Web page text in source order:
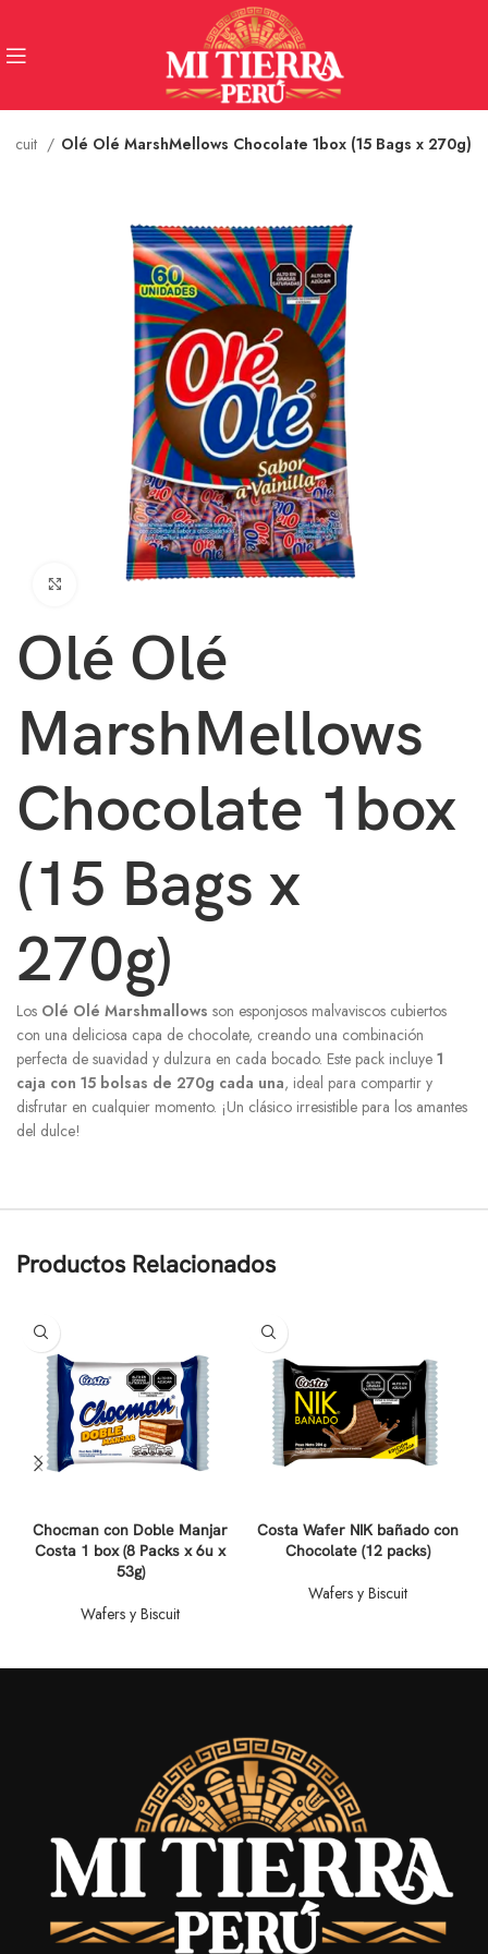
Olé Olé MarshMellows Chocolate 1box (15 Bags x 270g)
Clic para ampliar
Olé Olé
MarshMellows
Chocolate 1box
(15 Bags x
270g)
Los Olé Olé Marshmallows son esponjosos malvaviscos cubiertos
con una deliciosa capa de chocolate, creando una combinación
perfecta de suavidad y dulzura en cada bocado. Este pack incluye1
caja con 15 bolsas de 270g cada una, ideal para compartir y
disfrutar en cualquier momento. ¡Un clásico irresistible para los amantes
del dulce!
Productos Relacionados
Chocman con Doble Manjar
Costa 1 box (8 Packs x 6u x
53g)
Wafers y Biscuit
Costa Wafer NIK bañado con
Chocolate (12 packs)
Wafers y Biscuit